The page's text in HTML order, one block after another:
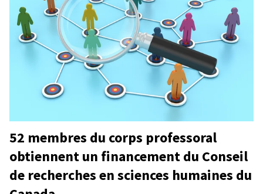
52 membres du corps professoral
obtiennent un financement du Conseil
de recherches en sciences humaines du